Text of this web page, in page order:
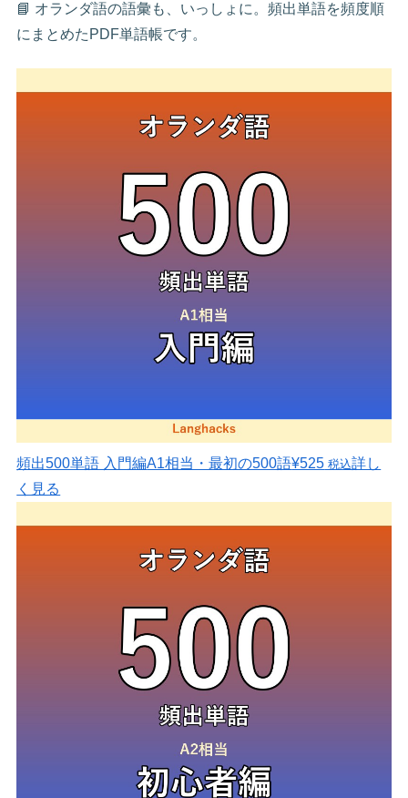
📘 オランダ語の語彙も、いっしょに。頻出単語を頻度順
にまとめたPDF単語帳です。
頻出500単語 入門編A1相当・最初の500語¥525 税込詳し
く見る